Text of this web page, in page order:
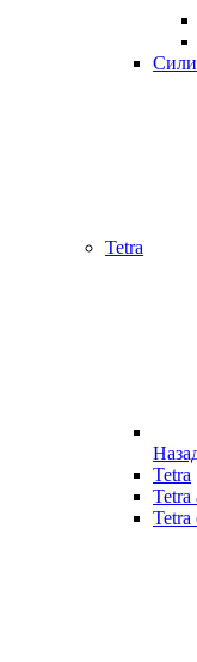
Tetra
Tetra
Tetra